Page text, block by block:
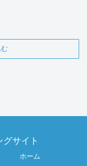
サイト
ホーム